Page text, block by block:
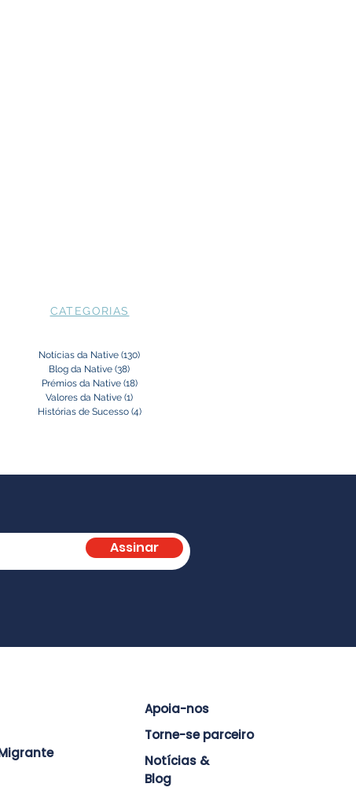
CATEGORIAS
Notícias da Native (130)
Blog da Native (38)
Prémios da Native (18)18 posts
Valores da Native (1)
Histórias de Sucesso (4)4 posts
Assinar
Apoia-nos
Torne-se parceiro
Notícias &
Blog